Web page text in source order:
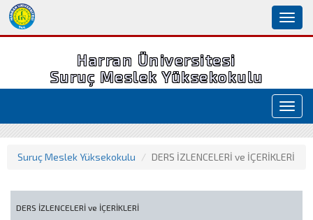
Harran Üniversitesi
Suruç Meslek Yüksekokulu
Suruç Meslek Yüksekokulu DERS İZLENCELERİ ve İÇERİKLERİ
DERS İZLENCELERİ ve İÇERİKLERİ